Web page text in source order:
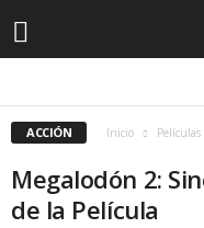
ACCIÓN Inicio Películas
Megalodón 2:
de la Película